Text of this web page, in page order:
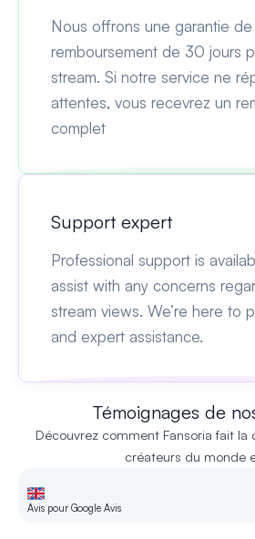
Nous offrons une garantie de
remboursement de 30 jours
stream. Si notre service ne
attentes, vous recevrez un
complet
Support expert
Professional support is
assist with any concerns
stream views. We’re here to
and expert assistance.
Témoignages de
Découvrez comment Fansoria fait la
créateurs du monde
Avis pour Google Avis